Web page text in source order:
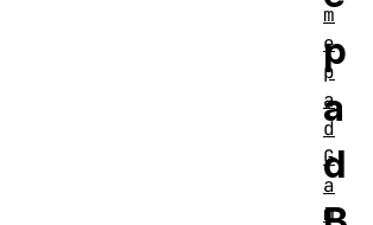
p
a
d
m
e
p
a
d
G
a
m